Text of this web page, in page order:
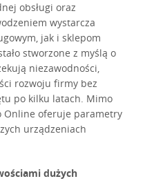
obsługi oraz
wystarcza
jak i sklepom
stworzone z myślą o
niezawodności,
rozwoju firmy bez
po kilku latach. Mimo
Online oferuje parametry
urządzeniach
dużych